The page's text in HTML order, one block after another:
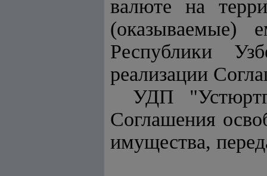
валюте на
(оказываемые)
Республики
реализации
УДП
Соглашения
имущества,